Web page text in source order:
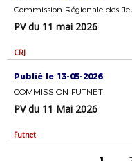
Commission Régionale des
PV du 11 mai 2026
CRJ
Publié le 13-05-2026
COMMISSION FUTNET
PV du 11 Mai 2026
Futnet